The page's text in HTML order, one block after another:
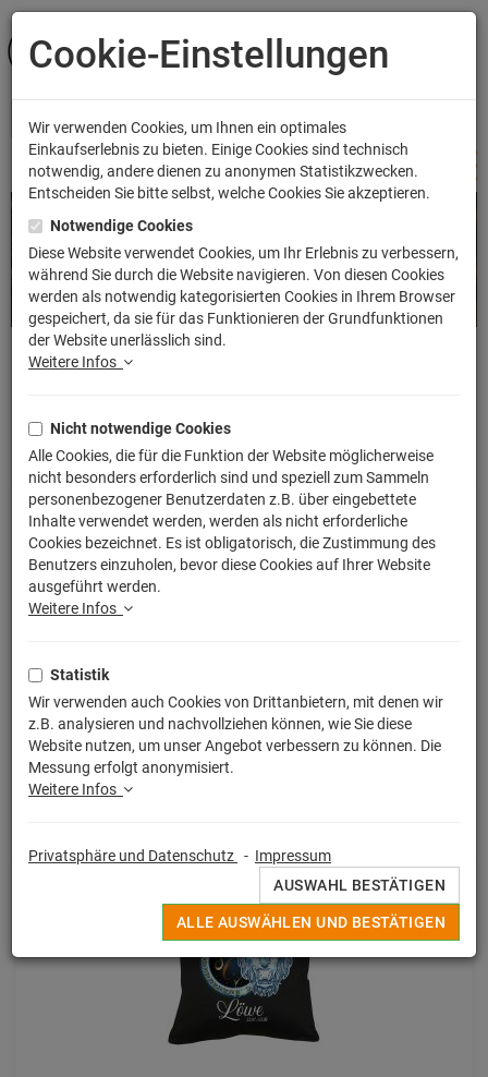
ANMELDEN
Previous Next
Artikel der Woche
Monate / Month / Sternzeichen
TShirt-People August T-Shirt Damen
Cookie-Einstellungen
Wir verwenden Cookies, um Ihnen ein optimales
Einkaufserlebnis zu bieten. Einige Cookies sind technisch
notwendig, andere dienen zu anonymen Statistikzwecken.
Entscheiden Sie bitte selbst, welche Cookies Sie akzeptieren.
Notwendige Cookies
Diese Website verwendet Cookies, um Ihr Erlebnis zu verbessern,
während Sie durch die Website navigieren. Von diesen Cookies
werden als notwendig kategorisierten Cookies in Ihrem Browser
gespeichert, da sie für das Funktionieren der Grundfunktionen
der Website unerlässlich sind.
Weitere Infos
Nicht notwendige Cookies
Alle Cookies, die für die Funktion der Website möglicherweise
nicht besonders erforderlich sind und speziell zum Sammeln
personenbezogener Benutzerdaten z.B. über eingebettete
Inhalte verwendet werden, werden als nicht erforderliche
Cookies bezeichnet. Es ist obligatorisch, die Zustimmung des
Benutzers einzuholen, bevor diese Cookies auf Ihrer Website
ausgeführt werden.
Weitere Infos
Statistik
Wir verwenden auch Cookies von Drittanbietern, mit denen wir
z.B. analysieren und nachvollziehen können, wie Sie diese
Website nutzen, um unser Angebot verbessern zu können. Die
Messung erfolgt anonymisiert.
Weitere Infos
Privatsphäre und Datenschutz - Impressum
AUSWAHL BESTÄTIGEN
ALLE AUSWÄHLEN UND BESTÄTIGEN